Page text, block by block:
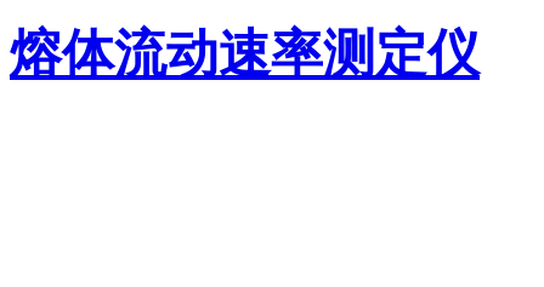
熔体流动速率测定仪